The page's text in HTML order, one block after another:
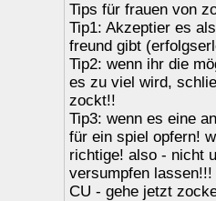
Tips für frauen von
Tip1: Akzeptier es
freund gibt
Tip2: wenn ihr die
es zu viel wird,
zockt!!
Tip3: wenn es eine
für ein spiel opfern!
richtige! also - nicht
versumpfen lassen!!!
CU - gehe jetzt